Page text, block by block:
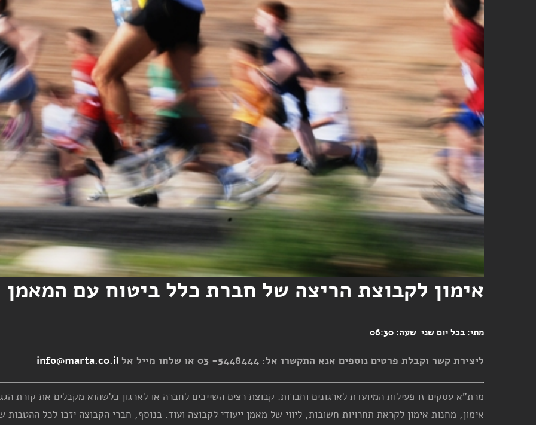
אימון לקבוצת הריצה של חברת כלל ביטוח עם המאמן
מתי: בכל יום שני שעה: 06:30
ליצירת קשר וקבלת פרטים נוספים אנא התקשרו אל: 5448444- 03 או שלחו מייל אל info@marta.co.il
מרת"א עסקים זו פעילות המיועדת לארגונים וחברות. קבוצת רצים השייכים לחברה או לארגון כלשהוא מקבלים את קורת
אימון, מחנות אימון לקראת תחרויות חשובות, ליווי של מאמן ייעודי לקבוצה ועוד. בנוסף, חברי הקבוצה יזכו לכל